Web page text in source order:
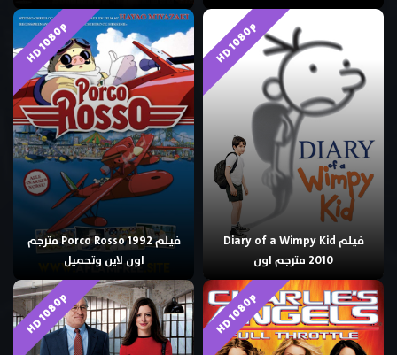
HD 1080p
فيلم Diary of a Wimpy Kid
2010 مترجم اون
HD 1080p
فيلم Porco Rosso 1992 مترجم
اون لاين وتحميل
HD 1080p
HD 1080p